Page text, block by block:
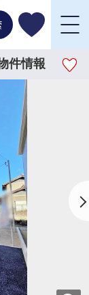
件情報